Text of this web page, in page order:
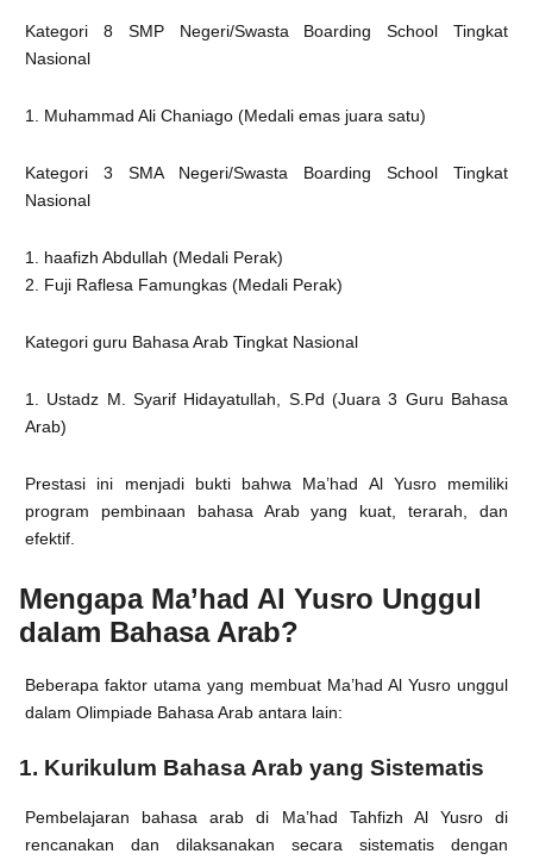
Kategori 8 SMP Negeri/Swasta Boarding School Tingkat
Nasional
1. Muhammad Ali Chaniago (Medali emas juara satu)
Kategori 3 SMA Negeri/Swasta Boarding School Tingkat
Nasional
1. haafizh Abdullah (Medali Perak)
2. Fuji Raflesa Famungkas (Medali Perak)
Kategori guru Bahasa Arab Tingkat Nasional
1. Ustadz M. Syarif Hidayatullah, S.Pd (Juara 3 Guru Bahasa
Arab)
Prestasi ini menjadi bukti bahwa Ma’had Al Yusro memiliki
program pembinaan bahasa Arab yang kuat, terarah, dan
efektif.
Mengapa Ma’had Al Yusro Unggul
dalam Bahasa Arab?
Beberapa faktor utama yang membuat Ma’had Al Yusro unggul
dalam Olimpiade Bahasa Arab antara lain:
1. Kurikulum Bahasa Arab yang Sistematis
Pembelajaran bahasa arab di Ma’had Tahfizh Al Yusro di
rencanakan dan dilaksanakan secara sistematis dengan